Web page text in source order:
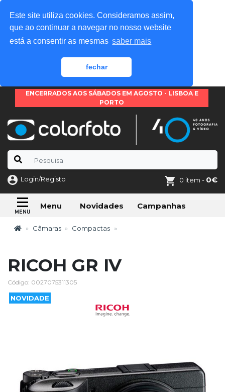
Este site utiliza cookies. Consideramos assim,
que ao continuar a navegar no nosso website
está a consentir as mesmas saber mais
fechar
ENCERRADOS AOS SÁBADOS EM AGOSTO - LISBOA E
PORTO
Login/Registo 0 item - 0€
Menu Novidades Campanhas
Câmaras Compactas
RICOH GR IV
Código: 0027075311305
NOVIDADE